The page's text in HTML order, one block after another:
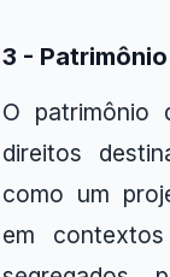
3 -
O patrimônio
direitos
como um
em